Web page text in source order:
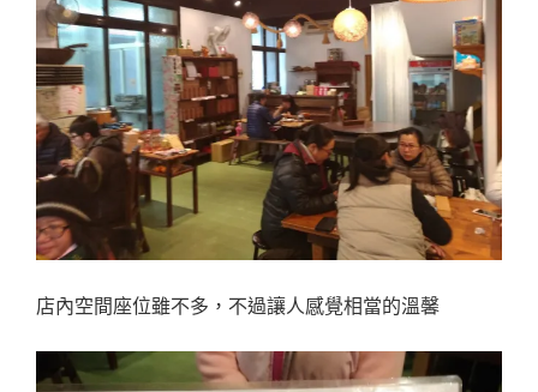
店內空間座位雖不多，不過讓人感覺相當的溫馨